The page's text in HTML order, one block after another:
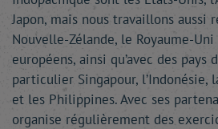
Japon, mais nous travaillons aussi
Nouvelle-Zélande, le Royaume-Uni
européens, ainsi qu’avec des pays
particulier Singapour, l’Indonésie,
et les Philippines. Avec ses
organise régulièrement des